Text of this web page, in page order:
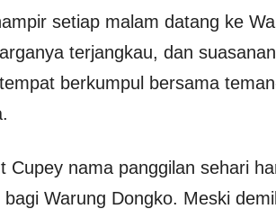
setiap malam datang ke
terjangkau, dan
berkumpul bersama
Cupey nama panggilan sehari
Warung Dongko. Meski